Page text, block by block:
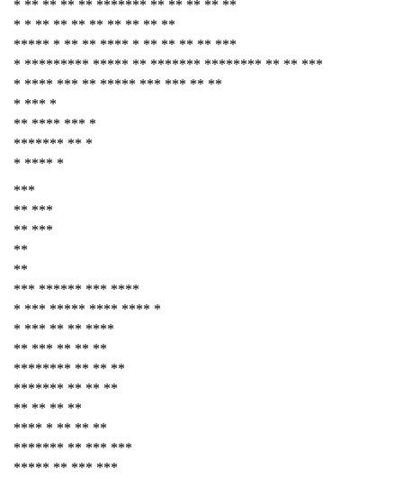
* ** ** ** ** ******* ** ** ** ** **
* * ** ** ** ** ** ** ** **
***** * ** ** **** * ** ** ** ** ***
* ********* ***** ** ******* ******** ** ** ***
* **** *** ** ***** *** *** ** **
* *** *
** **** *** *
******* ** *
* **** *
***
** ***
** ***
**
**
*** ****** *** ****
* *** ***** **** **** *
* *** ** ** ****
** *** ** ** **
******** ** ** **
******* ** ** **
** ** ** **
**** * ** ** **
******* ** *** ***
***** ** *** ***